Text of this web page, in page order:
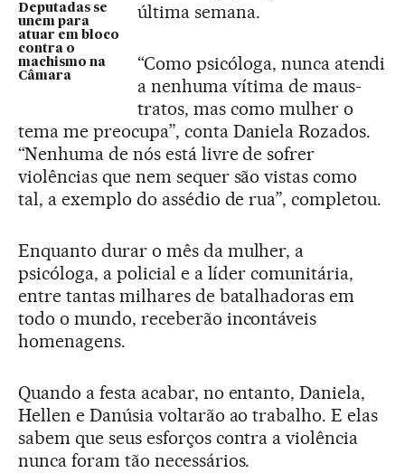
Deputadas se
unem para
atuar em bloco
contra o
machismo na
Câmara
última semana.
“Como psicóloga, nunca atendi
a nenhuma vítima de maus-
tratos, mas como mulher o
tema me preocupa”, conta Daniela Rozados.
“Nenhuma de nós está livre de sofrer
violências que nem sequer são vistas como
tal, a exemplo do assédio de rua”, completou.
Enquanto durar o mês da mulher, a
psicóloga, a policial e a líder comunitária,
entre tantas milhares de batalhadoras em
todo o mundo, receberão incontáveis
homenagens.
Quando a festa acabar, no entanto, Daniela,
Hellen e Danúsia voltarão ao trabalho. E elas
sabem que seus esforços contra a violência
nunca foram tão necessários.